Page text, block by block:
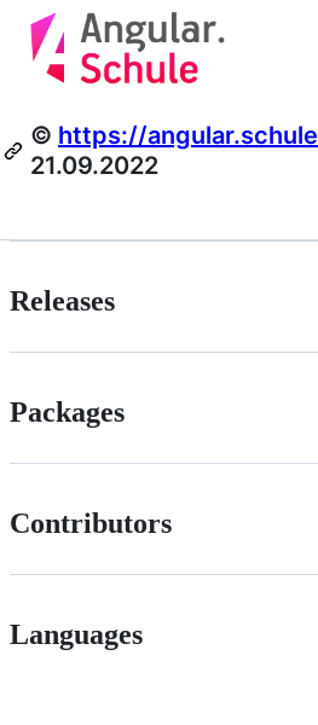
© https://angular.schule
21.09.2022
Releases
Packages
Contributors
Languages